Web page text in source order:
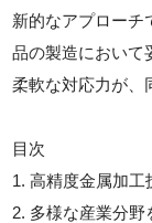
新的なアプローチ
品の製造において
柔軟な対応力が、
目次
1. 高精度金属加工
2. 多様な産業分